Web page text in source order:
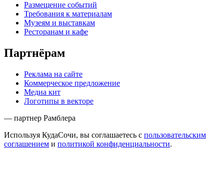
Размещение событий
Требования к материалам
Музеям и выставкам
Ресторанам и кафе
Партнёрам
Реклама на сайте
Коммерческое предложение
Медиа кит
Логотипы в векторе
— партнер Рамблера
Используя КудаСочи, вы соглашаетесь с пользовательским
соглашением и политикой конфиденциальности.